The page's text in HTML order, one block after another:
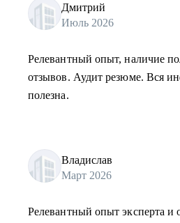
Дмитрий
Июль 2026
Релевантный опыт, наличие
отзывов. Аудит резюме. Вся
полезна.
Владислав
Март 2026
Релевантный опыт эксперта и